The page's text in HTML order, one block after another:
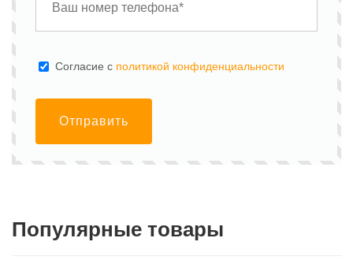
Cогласие с политикой конфиденциальности
Отправить
Популярные товары